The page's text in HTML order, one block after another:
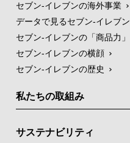
セブン‐イレブンの海外事業
データで見るセブン‐イレブン
セブン‐イレブンの「商品力」
セブン-イレブンの横顔
セブン-イレブンの歴史
私たちの取組み
サステナビリティ